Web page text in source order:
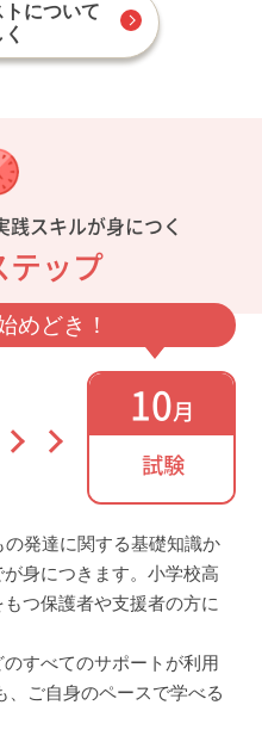
について
スキルが身につく
テップ
めどき！
10月
試験
発達に関する基礎知識か
身につきます。小学校高
つ保護者や支援者の方に
すべてのサポートが利用
、ご自身のペースで学べる